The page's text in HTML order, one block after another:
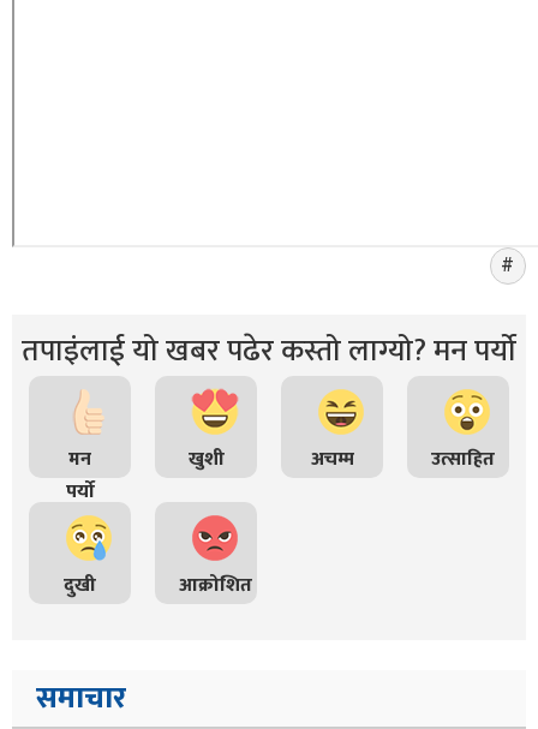
तपाइंलाई यो खबर पढेर कस्तो लाग्यो? मन पर्यो
मन
पर्यो
खुशी अचम्म उत्साहित
दुखी आक्रोशित
समाचार